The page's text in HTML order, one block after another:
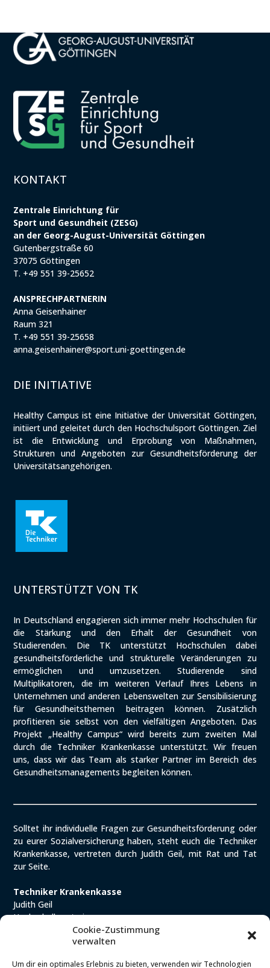
Cookie-Zustimmung
verwalten
Um dir ein optimales Erlebnis zu bieten, verwenden wir Technologien
KONTAKT
Zentrale Einrichtung für
Sport und Gesundheit (ZESG)
an der Georg-August-Universität Göttingen
Gutenbergstraße 60
37075 Göttingen
T. +49 551 39-25652
ANSPRECHPARTNERIN
Anna Geisenhainer
Raum 321
T. +49 551 39-25658
anna.geisenhainer@sport.uni-goettingen.de
DIE INITIATIVE
Healthy Campus ist eine Initiative der Universität Göttingen,
initiiert und geleitet durch den Hochschulsport Göttingen. Ziel
ist die Entwicklung und Erprobung von Maßnahmen,
Strukturen und Angeboten zur Gesundheitsförderung der
Universitätsangehörigen.
UNTERSTÜTZT VON TK
In Deutschland engagieren sich immer mehr Hochschulen für
die Stärkung und den Erhalt der Gesundheit von
Studierenden. Die TK unterstützt Hochschulen dabei
gesundheitsförderliche und strukturelle Veränderungen zu
ermöglichen und umzusetzen. Studierende sind
Multiplikatoren, die im weiteren Verlauf Ihres Lebens in
Unternehmen und anderen Lebenswelten zur Sensibilisierung
für Gesundheitsthemen beitragen können. Zusätzlich
profitieren sie selbst von den vielfältigen Angeboten. Das
Projekt „Healthy Campus“ wird bereits zum zweiten Mal
durch die Techniker Krankenkasse unterstützt. Wir freuen
uns, dass wir das Team als starker Partner im Bereich des
Gesundheitsmanagements begleiten können.
Solltet ihr individuelle Fragen zur Gesundheitsförderung oder
zu eurer Sozialversicherung haben, steht euch die Techniker
Krankenkasse, vertreten durch Judith Geil, mit Rat und Tat
zur Seite.
Techniker Krankenkasse
Judith Geil
Hochschulberaterin
Tel. +49 40 46065111-403
Mobil +49 173 1715664